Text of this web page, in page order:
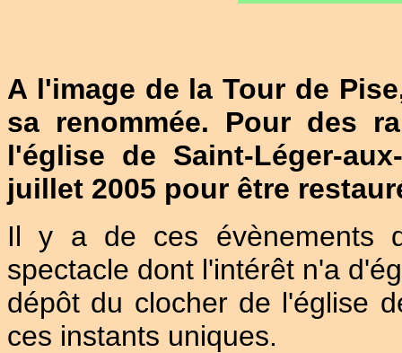
A l'image de la Tour de
sa renommée. Pour des
l'église de Saint-Léger-
juillet 2005 pour être
Il y a de ces évènements
spectacle dont l'intérêt n'a
dépôt du clocher de l'église
ces instants uniques.